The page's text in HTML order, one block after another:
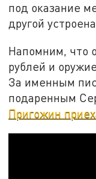
под оказание
другой
Напомним, что
рублей и
За именным
подаренным
Пригожин